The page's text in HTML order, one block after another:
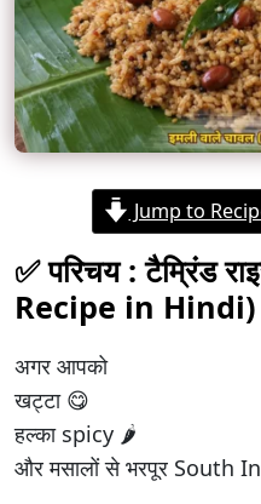
Jump to
✅ परिचय :टैम्रिंड
Recipe in Hindi)
अगर आपको
खट्टा 😋
हल्का spicy 🌶️
और मसालों से भरपूर South